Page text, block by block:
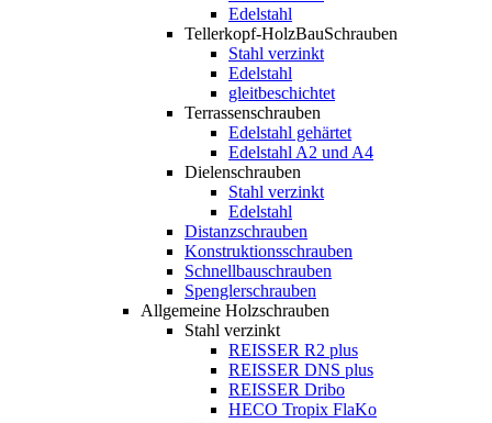
Edelstahl
Tellerkopf-HolzBauSchrauben
Stahl verzinkt
Edelstahl
gleitbeschichtet
Terrassenschrauben
Edelstahl gehärtet
Edelstahl A2 und A4
Dielenschrauben
Stahl verzinkt
Edelstahl
Distanzschrauben
Konstruktionsschrauben
Schnellbauschrauben
Spenglerschrauben
Allgemeine Holzschrauben
Stahl verzinkt
REISSER R2 plus
REISSER DNS plus
REISSER Dribo
HECO Tropix FlaKo